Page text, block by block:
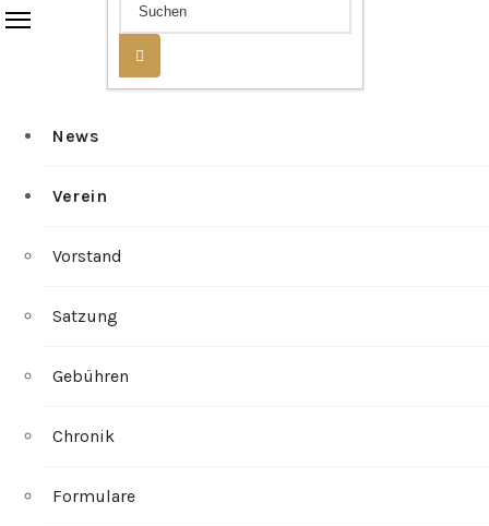
News
Verein
Vorstand
Satzung
Gebühren
Chronik
Formulare